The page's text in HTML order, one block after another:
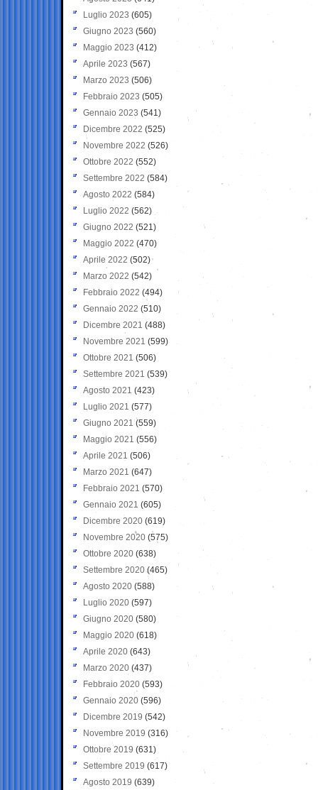
Luglio 2023 (605)
Giugno 2023 (560)
Maggio 2023 (412)
Aprile 2023 (567)
Marzo 2023 (506)
Febbraio 2023 (505)
Gennaio 2023 (541)
Dicembre 2022 (525)
Novembre 2022 (526)
Ottobre 2022 (552)
Settembre 2022 (584)
Agosto 2022 (584)
Luglio 2022 (562)
Giugno 2022 (521)
Maggio 2022 (470)
Aprile 2022 (502)
Marzo 2022 (542)
Febbraio 2022 (494)
Gennaio 2022 (510)
Dicembre 2021 (488)
Novembre 2021 (599)
Ottobre 2021 (506)
Settembre 2021 (539)
Agosto 2021 (423)
Luglio 2021 (577)
Giugno 2021(559)
Maggio 2021 (556)
Aprile 2021 (506)
Marzo 2021 (647)
Febbraio 2021 (570)
Gennaio 2021 (605)
Dicembre 2020 (619)
Novembre 2020 (575)
Ottobre 2020 (638)
Settembre 2020(465)
Agosto 2020 (588)
Luglio 2020 (597)
Giugno 2020 (580)
Maggio 2020 (618)
Aprile 2020 (643)
Marzo 2020 (437)
Febbraio 2020 (593)
Gennaio 2020 (596)
Dicembre 2019 (542)
Novembre 2019 (316)
Ottobre 2019 (631)
Settembre 2019 (617)
Agosto 2019 (639)